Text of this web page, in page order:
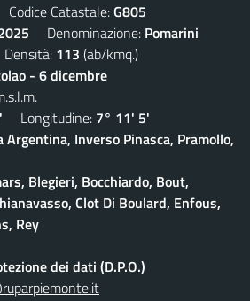
Codice Catastale:G805
Denominazione: Pomarini
113 (ab/kmq.)
- 6 dicembre
Longitudine: 7° 11' 5'
Argentina, Inverso Pinasca, Pramollo,
Blegieri, Bocchiardo, Bout,
Clot Di Boulard, Enfous,
Rey
dei dati (D.P.O.)